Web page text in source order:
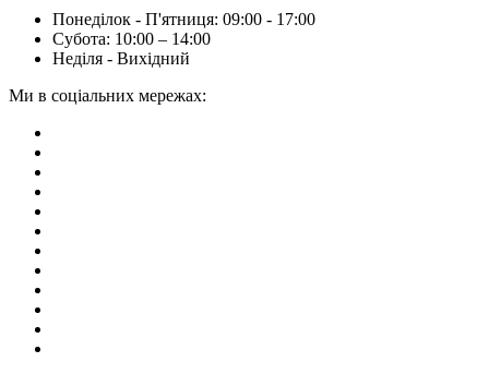
Понеділок - П'ятниця: 09:00 - 17:00
Субота: 10:00 – 14:00
Неділя - Вихідний
Ми в соціальних мережах: